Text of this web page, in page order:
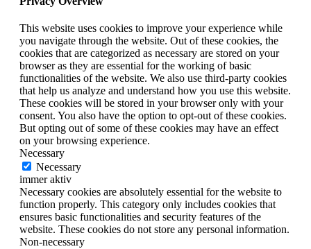
This website uses cookies to improve your experience while
you navigate through the website. Out of these cookies, the
cookies that are categorized as necessary are stored on your
browser as they are essential for the working of basic
functionalities of the website. We also use third-party cookies
that help us analyze and understand how you use this website.
These cookies will be stored in your browser only with your
consent. You also have the option to opt-out of these cookies.
But opting out of some of these cookies may have an effect
on your browsing experience.
Necessary
Necessary
immer aktiv
Necessary cookies are absolutely essential for the website to
function properly. This category only includes cookies that
ensures basic functionalities and security features of the
website. These cookies do not store any personal information.
Non-necessary